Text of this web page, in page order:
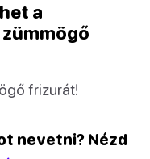
a
frizurát!
nevetni? Nézd